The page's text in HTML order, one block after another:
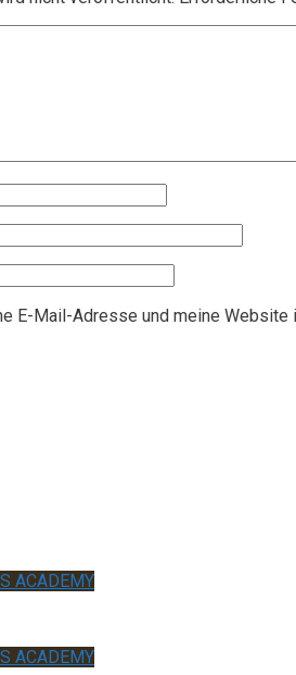
E-Mail-Adresse und meine
ACADEMY
ACADEMY